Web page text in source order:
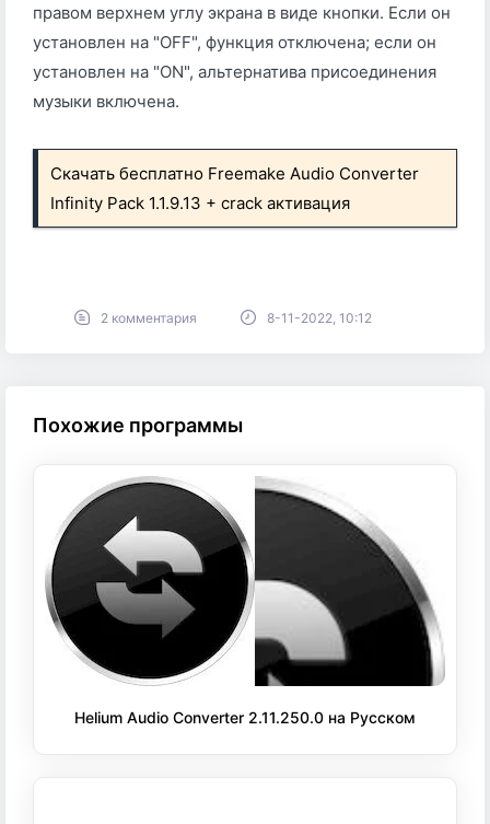
правом верхнем углу экрана в виде кнопки. Если он
установлен на "OFF", функция отключена; если он
установлен на "ON", альтернатива присоединения
музыки включена.
Скачать бесплатно Freemake Audio Converter
Infinity Pack 1.1.9.13 + crack активация
2 комментария 8-11-2022, 10:12
Похожие программы
Helium Audio Converter 2.11.250.0 на Русском